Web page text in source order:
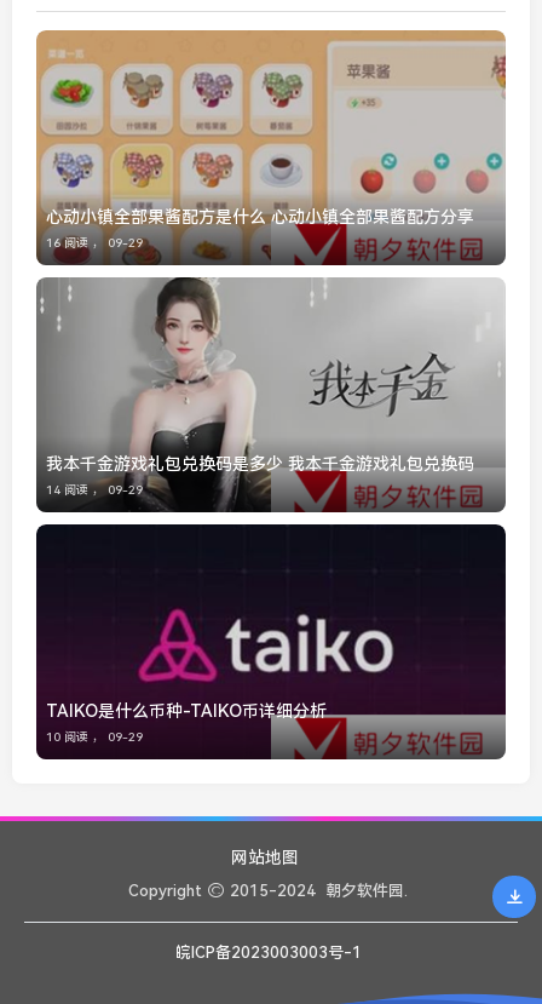
心动小镇全部果酱配方是什么 心动小镇全部果酱配方分享
16 阅读 ， 09-29
我本千金游戏礼包兑换码是多少 我本千金游戏礼包兑换码
14 阅读 ， 09-29
TAIKO是什么币种-TAIKO币详细分析
10 阅读 ， 09-29
网站地图
Copyright 2015-2024 朝夕软件园.
皖ICP备2023003003号-1